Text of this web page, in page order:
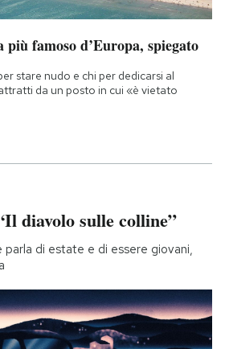
famoso d’Europa, spiegato
stare nudo e chi per dedicarsi al
da un posto in cui «è vietato
diavolo sulle colline”
di estate e di essere giovani,